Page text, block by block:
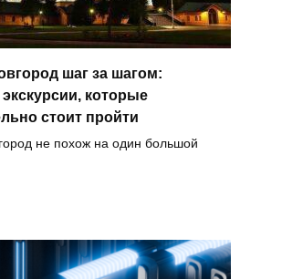
шаг за шагом:
которые
стоит пройти
не похож на один большой